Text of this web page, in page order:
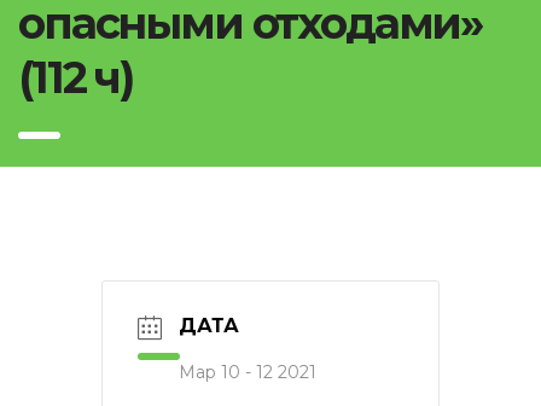
опасными отходами»
(112 ч)
ДАТА
Мар 10 - 12 2021